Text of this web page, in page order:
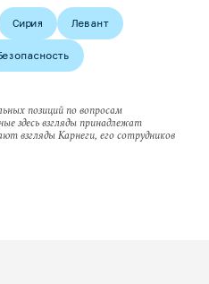
Сирия Левант
позиций по вопросам
здесь взгляды принадлежат
взгляды Карнеги, его сотрудников